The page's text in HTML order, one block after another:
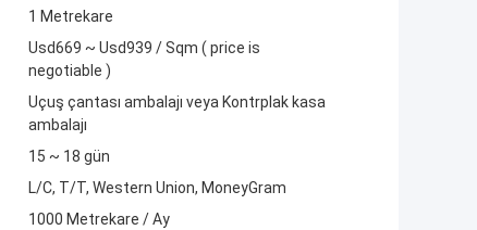
1 Metrekare
Usd669 ~ Usd939 / Sqm ( price is
negotiable )
Uçuş çantası ambalajı veya Kontrplak kasa
ambalajı
15 ~ 18 gün
L/C, T/T, Western Union, MoneyGram
1000 Metrekare / Ay